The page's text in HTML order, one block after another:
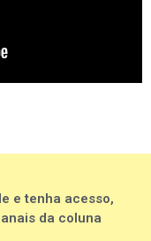
e tenha acesso,
da coluna